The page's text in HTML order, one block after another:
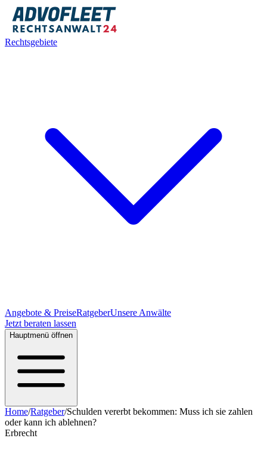
Rechtsgebiete
Angebote & PreiseRatgeberUnsere Anwälte
Jetzt beraten lassen
Hauptmenü öffnen
Home/Ratgeber/Schulden vererbt bekommen: Muss ich sie zahlen
oder kann ich ablehnen?
Erbrecht